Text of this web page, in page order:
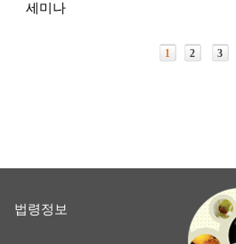
세미나
1 2 3
법령정보